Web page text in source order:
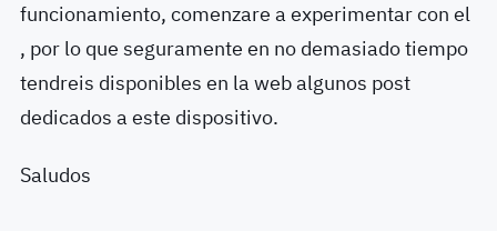
funcionamiento, comenzare a experimentar con el
, por lo que seguramente en no demasiado tiempo
tendreis disponibles en la web algunos post
dedicados a este dispositivo.
Saludos